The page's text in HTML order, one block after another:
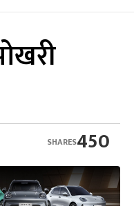
450
SHARES